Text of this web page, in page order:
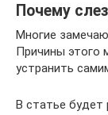
Почему
Многие
Причины этого
устранить
В статье будет